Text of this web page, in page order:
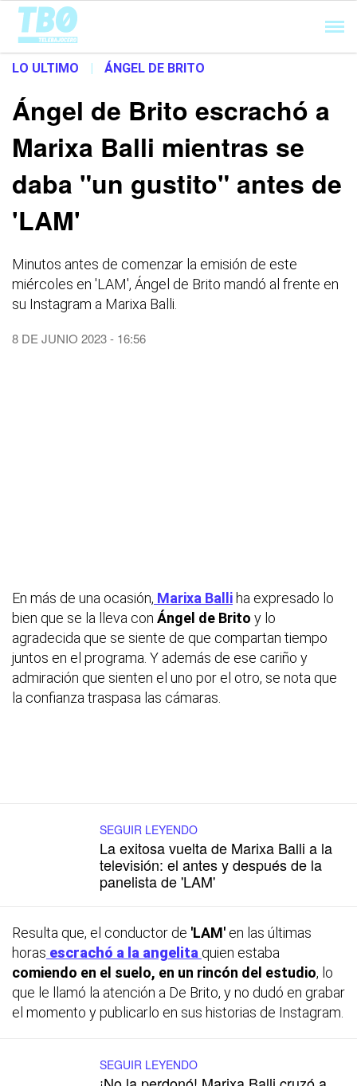
Cargando...
LO ULTIMO | ÁNGEL DE BRITO
Ángel de Brito escrachó a
Marixa Balli mientras se
daba "un gustito" antes de
'LAM'
Minutos antes de comenzar la emisión de este
miércoles en 'LAM', Ángel de Brito mandó al frente en
su Instagram a Marixa Balli.
8 DE JUNIO 2023 - 16:56
En más de una ocasión, Marixa Balli ha expresado lo
bien que se la lleva con Ángel de Brito y lo
agradecida que se siente de que compartan tiempo
juntos en el programa. Y además de ese cariño y
admiración que sienten el uno por el otro, se nota que
la confianza traspasa las cámaras.
SEGUIR LEYENDO
La exitosa vuelta de Marixa Balli a la
televisión: el antes y después de la
panelista de 'LAM'
Resulta que, el conductor de 'LAM' en las últimas
horas escrachó a la angelita quien estaba
comiendo en el suelo, en un rincón del estudio, lo
que le llamó la atención a De Brito, y no dudó en grabar
el momento y publicarlo en sus historias de Instagram.
SEGUIR LEYENDO